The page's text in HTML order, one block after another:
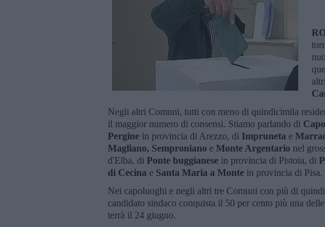
Negli altri Comuni, tutti con meno di quindicimila
il maggior numero di consensi. Stiamo parlando di
Pergine in provincia di Arezzo, di Impruneta e
Magliano, Semproniano e Monte Argentario nel
d'Elba, di Ponte buggianese in provincia di Pistoia, di
di Cecina e Santa Maria a Monte in provincia di Pisa.
Nei capoluoghi e negli altri tre Comuni con più di
candidato sindaco conquista il 50 per cento più una
terrà il 24 giugno.